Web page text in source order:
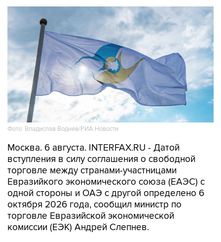
Фото: Владислав Воднев/РИА Новости
Москва. 6 августа. INTERFAX.RU - Датой
вступления в силу соглашения о свободной
торговле между странами-участницами
Евразийкого экономического союза (ЕАЭС) с
одной стороны и ОАЭ с другой определено 6
октября 2026 года, сообщил министр по
торговле Евразийской экономической
комиссии (ЕЭК) Андрей Слепнев.